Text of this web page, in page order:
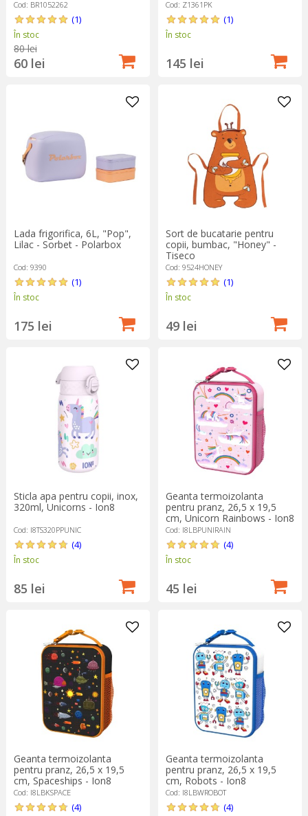
Cod: BR1052262
(1)
În stoc
80 lei
60 lei
Cod: Z1361PK
(1)
În stoc
145 lei
Lada frigorifica, 6L, "Pop",
Lilac - Sorbet - Polarbox
Cod: 9390
(1)
În stoc
175 lei
Sort de bucatarie pentru
copii, bumbac, "Honey" -
Tiseco
Cod: 9524HONEY
(1)
În stoc
49 lei
Sticla apa pentru copii, inox,
320ml, Unicorns - Ion8
Cod: I8TS320PPUNIC
(4)
În stoc
85 lei
Geanta termoizolanta
pentru pranz, 26,5 x 19,5
cm, Unicorn Rainbows - Ion8
Cod: I8LBPUNIRAIN
(4)
În stoc
45 lei
Geanta termoizolanta
pentru pranz, 26,5 x 19,5
cm, Spaceships - Ion8
Cod: I8LBKSPACE
(4)
Geanta termoizolanta
pentru pranz, 26,5 x 19,5
cm, Robots - Ion8
Cod: I8LBWROBOT
(4)